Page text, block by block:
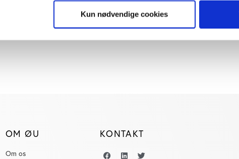
baseret på en scanning af dens unikke karakteristika
Kun nødvendige cookies
markedsføring
OM ØU
Om os
KONTAKT